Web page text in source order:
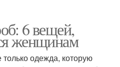
6 вещей,
женщинам
одежда, которую